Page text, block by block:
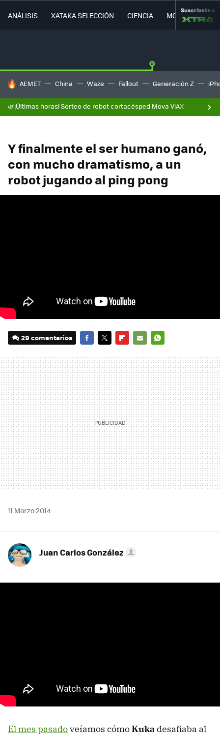
ANÁLISIS XATAKA SELECCIÓN CIENCIA MOVILIDAD
Suscríbete a
HOY SE HABLA DE
AEMET China Waze Fallout Generación Z
🌿¡Últimas horas! Sorteo de robot cortacésped Mova ViAX
Y finalmente el ser humano ganó,
con mucho dramatismo, a un
robot jugando al ping pong
29 comentarios
MAIL
11 Marzo 2014
Juan Carlos González
El mes pasadoveíamos cómoKuka desafiaba al